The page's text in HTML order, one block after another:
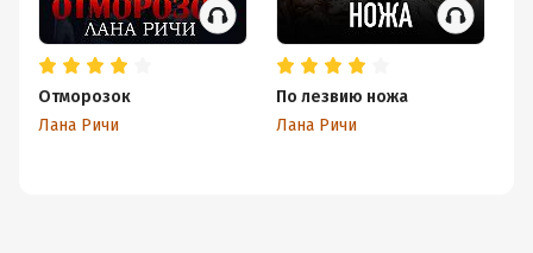
Отморозок
Лана Ричи
По лезвию ножа
Лана Ричи